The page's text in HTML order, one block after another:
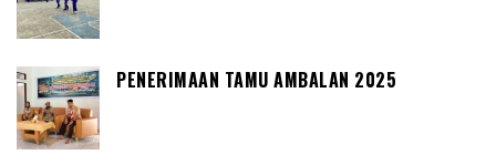
PENERIMAAN TAMU AMBALAN 2025